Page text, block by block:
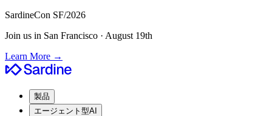
SardineCon SF/2026
Join us in San Francisco · August 19th
Learn More →
製品
エージェント型AI